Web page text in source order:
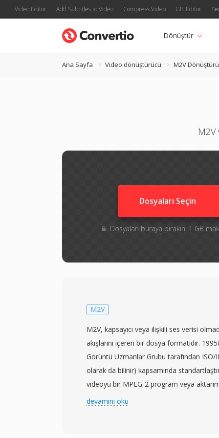
Video Editor Add Subtitles to Video Compress Video GIF Editor
Dönüştür
Ana Sayfa Video dönüştürücü M2V
M2V
Dosyaları Seçin
Dosyaları buraya bırakın. 1 GB
M2V
M2V, kapsayıcı veya ilişkili ses verisi
akışlarını içeren bir dosya formatıdır.
Görüntü Uzmanlar Grubu tarafından ISO/
olarak da bilinir) kapsamında
videoyu bir MPEG-2 program veya
haliyle — ancak tüm çoğullama ek
devamını oku